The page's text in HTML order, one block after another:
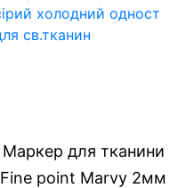
Маркер для тканини
Fine point Marvy 2мм